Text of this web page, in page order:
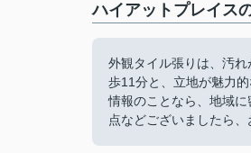
ハイアットプレイス
外観タイル張りは、汚
歩11分と、立地が魅力
情報のことなら、地域
点などございましたら、